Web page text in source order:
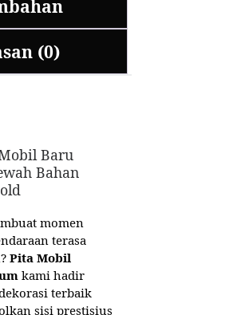
(0)
Baru
Bahan
momen
terasa
Pita Mobil
kami hadir
terbaik
sisi prestisius